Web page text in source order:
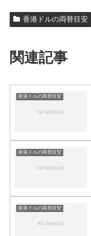
香港ドルの両替目安
関連記事
香港ドルの両替目安
香港ドルの両替目安
香港ドルの両替目安